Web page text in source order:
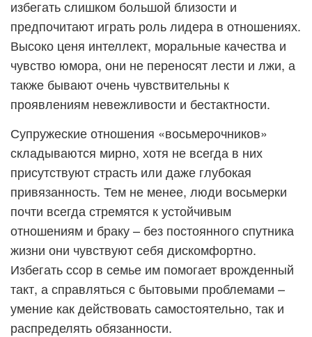
избегать слишком большой близости и
предпочитают играть роль лидера в отношениях.
Высоко ценя интеллект, моральные качества и
чувство юмора, они не переносят лести и лжи, а
также бывают очень чувствительны к
проявлениям невежливости и бестактности.
Супружеские отношения «восьмерочников»
складываются мирно, хотя не всегда в них
присутствуют страсть или даже глубокая
привязанность. Тем не менее, люди восьмерки
почти всегда стремятся к устойчивым
отношениям и браку – без постоянного спутника
жизни они чувствуют себя дискомфортно.
Избегать ссор в семье им помогает врожденный
такт, а справляться с бытовыми проблемами –
умение как действовать самостоятельно, так и
распределять обязанности.